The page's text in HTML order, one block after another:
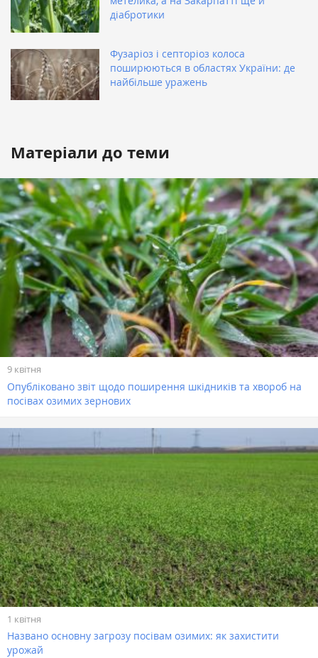
діабротики
Фузаріоз і септоріоз колоса
поширюються в областях України: де
найбільше уражень
Матеріали до теми
9 квітня
Опубліковано звіт щодо поширення шкідників та хвороб на
посівах озимих зернових
1 квітня
Названо основну загрозу посівам озимих: як захистити
урожай